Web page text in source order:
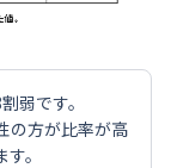
弱です。
の方が比率が高
。